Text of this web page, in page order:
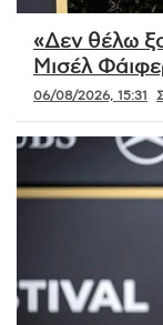
«Δεν θέλω
Μισέλ
06/08/2026, 15:31